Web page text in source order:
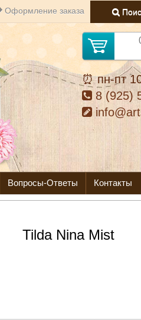
Оформление заказа
⏰ пн-пт
8 (925)
Вопросы-Ответы Контакты
Tilda Nina Mist